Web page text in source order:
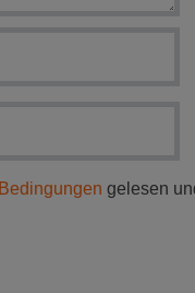
Bedingungen gelesen